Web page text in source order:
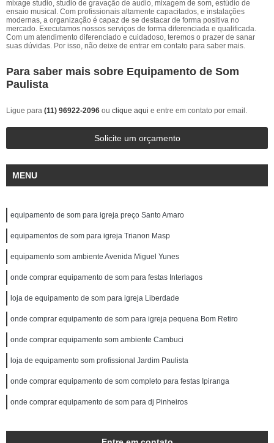
mixage studio, studio de gravação de audio, mixagem de som, estúdio de
ensaio musical. Com profissionais altamente capacitados, e instalações
modernas, a organização é capaz de se destacar de forma positiva no
mercado. Executamos nossos serviços de forma diferenciada e qualificada.
Com um atendimento diferenciado e cuidadoso, teremos o prazer de sanar
suas dúvidas. Por isso, não deixe de entrar em contato para saber mais.
Para saber mais sobre Equipamento de Som
Paulista
Ligue para (11) 96922-2096 ou clique aqui e entre em contato por email.
Solicite um orçamento
MENU
equipamento de som para igreja preço Santo Amaro
equipamentos de som para igreja Trianon Masp
equipamento som ambiente Avenida Miguel Yunes
onde comprar equipamento de som para festas Interlagos
loja de equipamento de som para igreja Liberdade
onde comprar equipamento de som para igreja pequena Bom Retiro
onde comprar equipamento som ambiente Cambuci
loja de equipamento som profissional Jardim Paulista
onde comprar equipamento de som completo para festas Ipiranga
onde comprar equipamento de som para dj Pinheiros